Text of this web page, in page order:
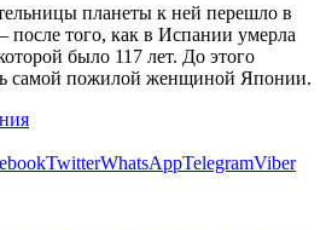
планеты к ней перешло в
после того, как в Испании умерла
было 117 лет. До этого
самой пожилой женщиной Японии.
TwitterWhatsAppTelegramViber